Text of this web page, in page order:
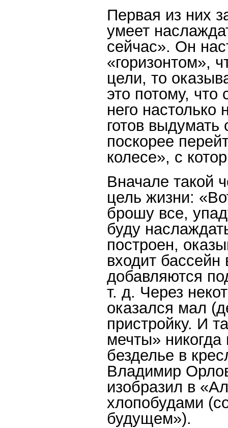
Первая из них
умеет
сейчас». Он
«горизонтом»,
цели, то
это потому, что
него
готов
поскорее
колесе», с
Вначале такой
цель жизни:
брошу все,
буду
построен,
входит
добавляются
т. д. Через
оказался мал
пристройку. И
мечты» никогда
безделье в
Владимир
изобразил в
хлопобудами
будущем»).